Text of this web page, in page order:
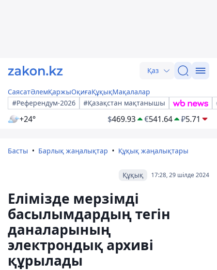
Қаз
СаясатӘлемҚаржыОқиғаҚұқықМақалалар
#Референдум-2026
#Қазақстан мақтанышы
+24° $469.93 €541.64 ₽5.71
Басты Барлық жаңалықтар Құқық жаңалықтары
17:28, 29 шілде 2024
Құқық
Елімізде мерзімді
басылымдардың тегін
даналарының
электрондық архиві
құрылады